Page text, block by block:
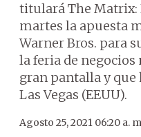
titulará The Matrix:
martes la apuesta
Warner Bros. para
la feria de
gran pantalla y que
Las Vegas (EEUU).
Agosto 25, 2021 06:20 a.